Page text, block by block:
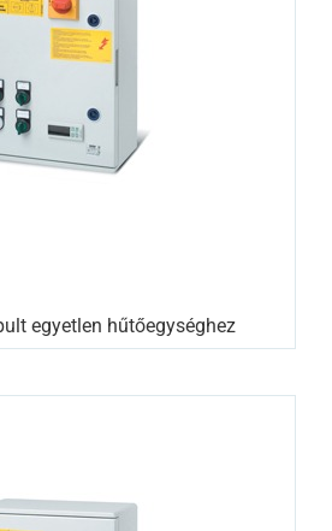
egyetlen hűtőegységhez